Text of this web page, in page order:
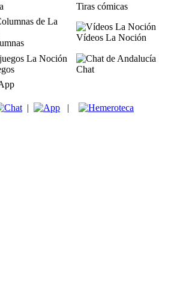
Tiras cómicas
Vídeos La Noción
Chat
| |